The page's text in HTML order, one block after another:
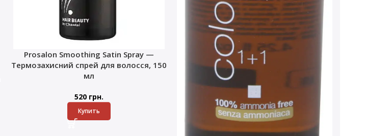
Prosalon Smoothing Satin Spray —
Термозахисний спрей для волосся, 150
мл
520 грн.
Купить